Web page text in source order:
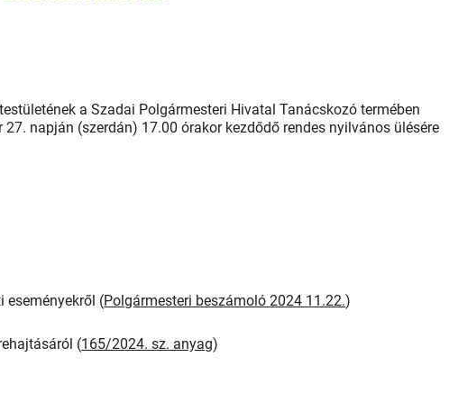
a Szadai Polgármesteri Hivatal Tanácskozó termében
napján (szerdán) 17.00 órakor kezdődő rendes nyilvános ülésére
eseményekről (Polgármesteri beszámoló 2024 11.22.)
(165/2024. sz. anyag)